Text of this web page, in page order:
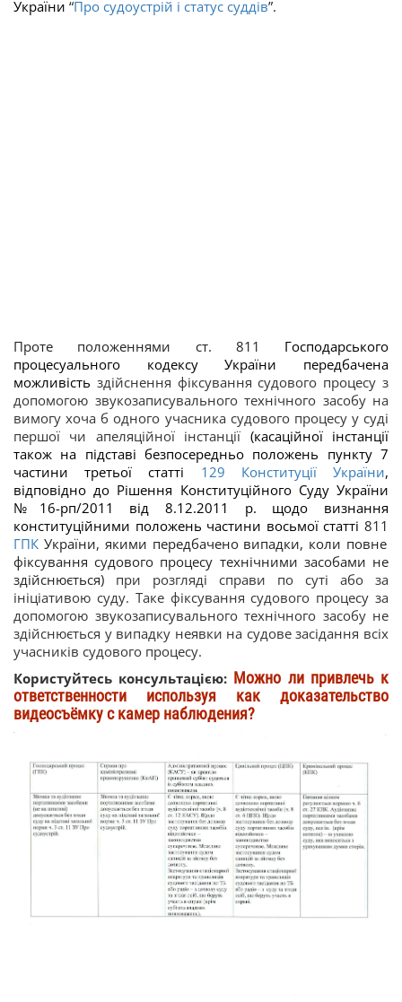
України “Про судоустрій і статус суддів”.
Проте положеннями ст. 81 1
Господарського
процесуального кодексу України передбачена
можливість здійснення фіксування судового процесу з
допомогою звукозаписувального технічного засобу на
вимогу хоча б одного учасника судового процесу у суді
першої чи апеляційної інстанції (касаційної інстанції
також на підставі безпосередньо положень пункту 7
частини третьої статті 129 Конституції України,
відповідно до Рішення Конституційного Суду України
№16-рп/2011 від 8.12.2011 р. щодо визнання
конституційними положень частини восьмої статті 81 1
ГПК України, якими передбачено випадки, коли повне
фіксування судового процесу технічними засобами не
здійснюється) при розгляді справи по суті або за
ініціативою суду. Таке фіксування судового процесу за
допомогою звукозаписувального технічного засобу не
здійснюється у випадку неявки на судове засідання всіх
учасників судового процесу.
Користуйтесь консультацією: Можно ли привлечь к
ответственности используя как доказательство
видеосъёмку с камер наблюдения?